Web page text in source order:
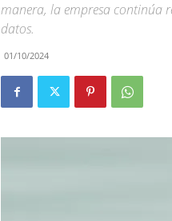
manera, la empresa continúa
datos.
01/10/2024